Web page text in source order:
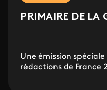
PRIMAIRE DE LA
Une émission
rédactions de France